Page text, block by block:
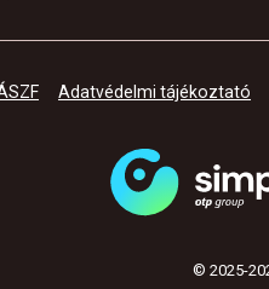
Adatvédelmi tájékoztató
© 2025-